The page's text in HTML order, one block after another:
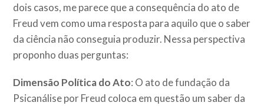
dois casos, me parece que a consequência do ato de
Freud vem como uma resposta para aquilo que o saber
da ciência não conseguia produzir. Nessa perspectiva
proponho duas perguntas:
Dimensão Política do Ato: O ato de fundação da
Psicanálise por Freud coloca em questão um saber da